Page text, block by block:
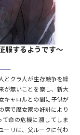
服するようです～
とクラ人が生存競争を繰
が無いことを察し、新大
キャロルとの間に子供が
席で魔女家の奸計により
命の危機に瀕してしま
ーリは、父ルークに代わ